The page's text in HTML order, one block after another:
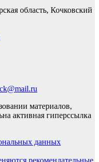
область, Кочковский
материалов,
активная гиперссылка
данных